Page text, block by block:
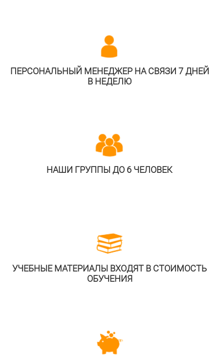
ПЕРСОНАЛЬНЫЙ МЕНЕДЖЕР НА СВЯЗИ 7 ДНЕЙ
В НЕДЕЛЮ
НАШИ ГРУППЫ ДО 6 ЧЕЛОВЕК
УЧЕБНЫЕ МАТЕРИАЛЫ ВХОДЯТ В СТОИМОСТЬ
ОБУЧЕНИЯ